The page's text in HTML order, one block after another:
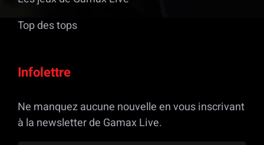
Top des tops
Infolettre
Ne manquez aucune nouvelle en vous inscrivant
à la newsletter de Gamax Live.